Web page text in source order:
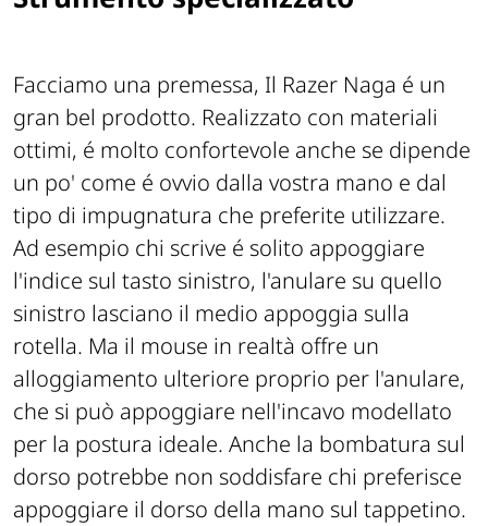
Facciamo una premessa, Il Razer Naga é un
gran bel prodotto. Realizzato con materiali
ottimi, é molto confortevole anche se dipende
un po' come é ovvio dalla vostra mano e dal
tipo di impugnatura che preferite utilizzare.
Ad esempio chi scrive é solito appoggiare
l'indice sul tasto sinistro, l'anulare su quello
sinistro lasciano il medio appoggia sulla
rotella. Ma il mouse in realtà offre un
alloggiamento ulteriore proprio per l'anulare,
che si può appoggiare nell'incavo modellato
per la postura ideale. Anche la bombatura sul
dorso potrebbe non soddisfare chi preferisce
appoggiare il dorso della mano sul tappetino.